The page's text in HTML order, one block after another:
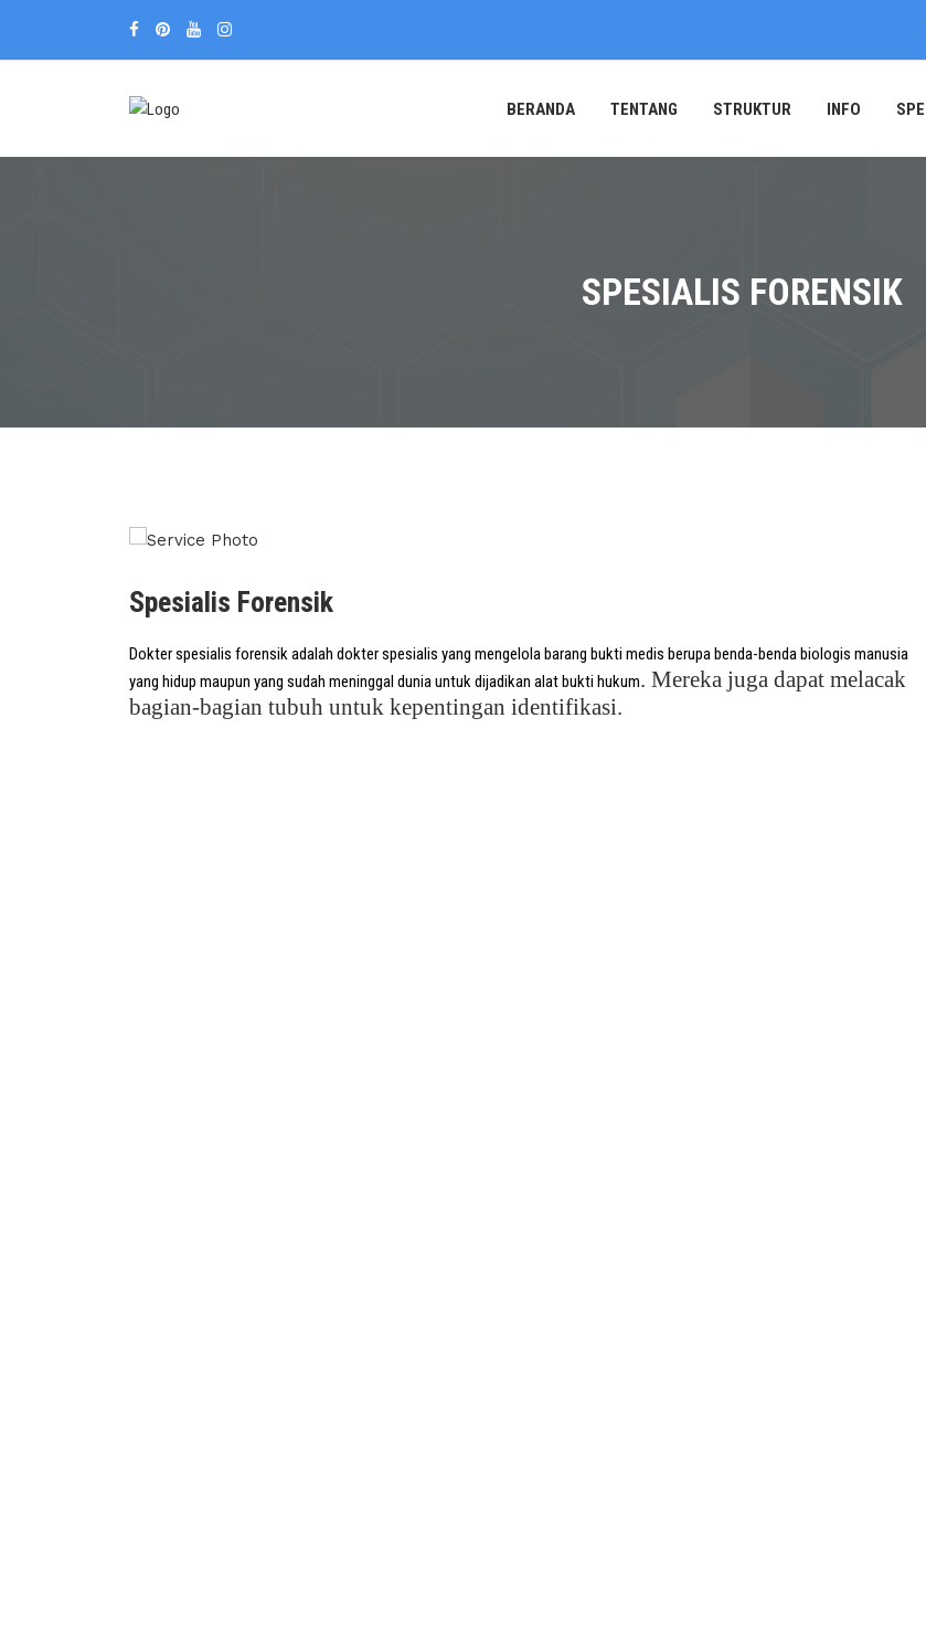
BERANDA TENTANG STRUKTUR INFO
SPESIALIS FORENSIK
Spesialis Forensik
Dokter spesialis forensik adalah dokter spesialis yang mengelola barang bukti medis berupa benda-benda biologis manusia
yang hidup maupun yang sudah meninggal dunia untuk dijadikan alat bukti hukum. Mereka juga dapat melacak
bagian-bagian tubuh untuk kepentingan identifikasi.